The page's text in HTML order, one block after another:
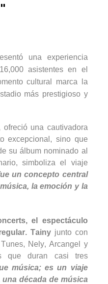
una experiencia
asistentes en el
cultural marca la
más prestigioso y
una cautivadora
excepcional, sino que
su álbum nominado al
simboliza el viaje
un concepto central
la emoción y la
, el espectáculo
Tainy junto con
Tunes, Nely,Arcangel
y
que duran casi tres
música; es un viaje
década de música